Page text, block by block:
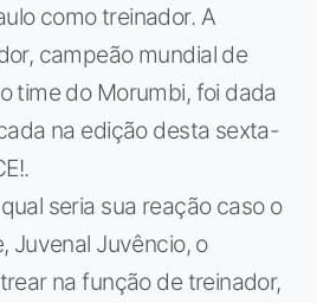
como treinador. A
campeão mundial de
time do Morumbi, foi dada
na edição desta sexta-
seria sua reação caso o
Juvenal Juvêncio, o
na função de treinador,